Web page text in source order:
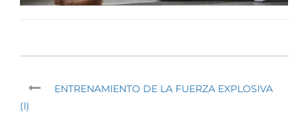
ENTRENAMIENTO DE LA FUERZA EXPLOSIVA
(I)